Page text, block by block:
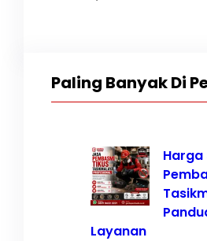
Paling Banyak Di
Layanan